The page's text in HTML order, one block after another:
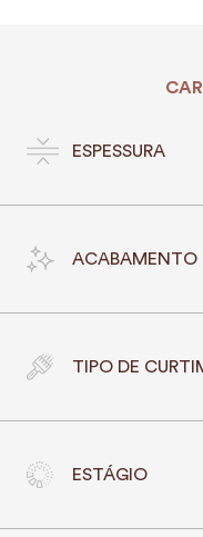
ESPESSURA
ACABAMENTO
TIPO DE
ESTÁGIO